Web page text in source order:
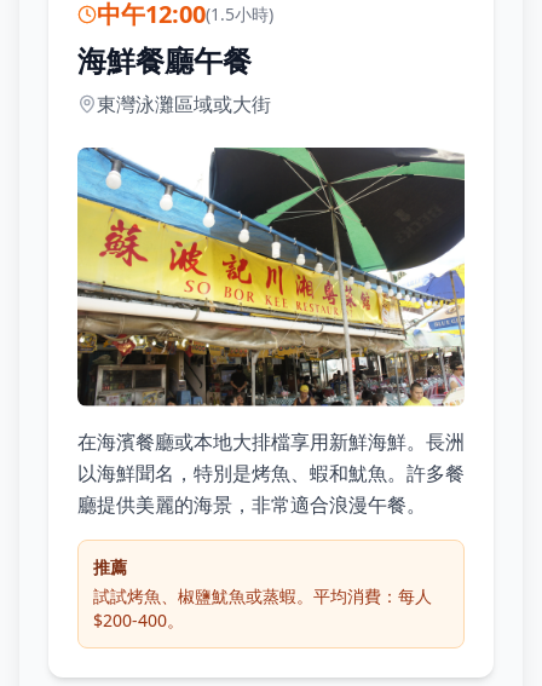
中午12:00(1.5小時)
海鮮餐廳午餐
東灣泳灘區域或大街
在海濱餐廳或本地大排檔享用新鮮海鮮。長洲
以海鮮聞名，特別是烤魚、蝦和魷魚。許多餐
廳提供美麗的海景，非常適合浪漫午餐。
推薦
試試烤魚、椒鹽魷魚或蒸蝦。平均消費：每人
$200-400。